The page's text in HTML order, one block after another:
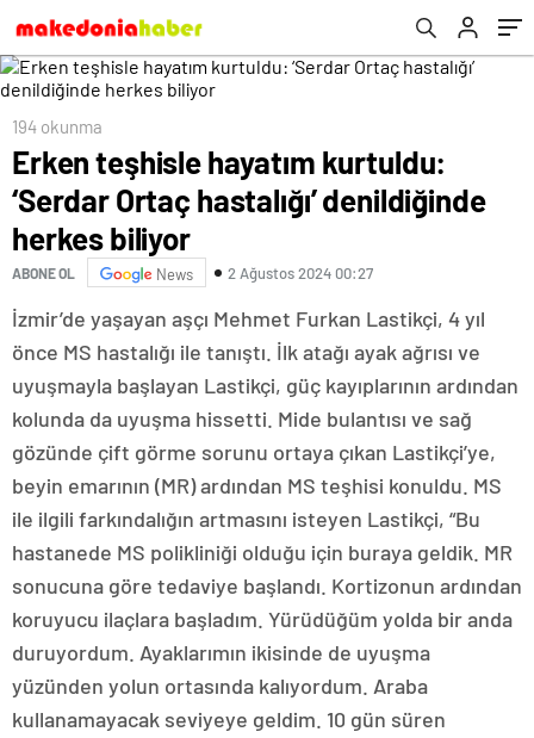
194 okunma
Erken teşhisle hayatım kurtuldu:
‘Serdar Ortaç hastalığı’ denildiğinde
herkes biliyor
ABONE OL News 2 Ağustos 2024 00:27
İzmir’de yaşayan aşçı Mehmet Furkan Lastikçi, 4 yıl
önce MS hastalığı ile tanıştı. İlk atağı ayak ağrısı ve
uyuşmayla başlayan Lastikçi, güç kayıplarının ardından
kolunda da uyuşma hissetti. Mide bulantısı ve sağ
gözünde çift görme sorunu ortaya çıkan Lastikçi’ye,
beyin emarının (MR) ardından MS teşhisi konuldu. MS
ile ilgili farkındalığın artmasını isteyen Lastikçi, “Bu
hastanede MS polikliniği olduğu için buraya geldik. MR
sonucuna göre tedaviye başlandı. Kortizonun ardından
koruyucu ilaçlara başladım. Yürüdüğüm yolda bir anda
duruyordum. Ayaklarımın ikisinde de uyuşma
yüzünden yolun ortasında kalıyordum. Araba
kullanamayacak seviyeye geldim. 10 gün süren